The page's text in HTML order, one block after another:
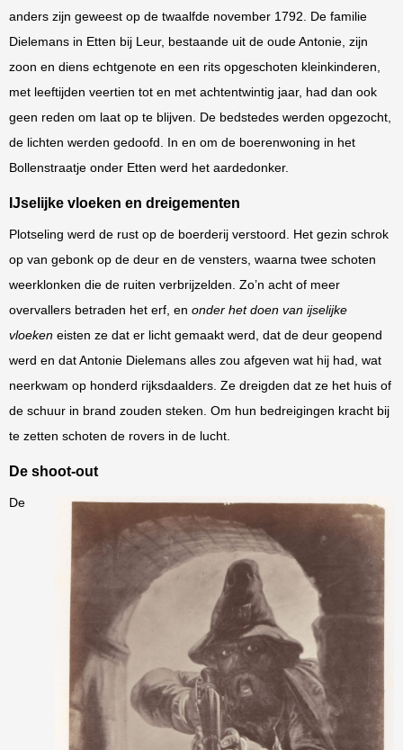
anders zijn geweest op de twaalfde november 1792. De familie
Dielemans in Etten bij Leur, bestaande uit de oude Antonie, zijn
zoon en diens echtgenote en een rits opgeschoten kleinkinderen,
met leeftijden veertien tot en met achtentwintig jaar, had dan ook
geen reden om laat op te blijven. De bedstedes werden opgezocht,
de lichten werden gedoofd. In en om de boerenwoning in het
Bollenstraatje onder Etten werd het aardedonker.
IJselijke vloeken en dreigementen
Plotseling werd de rust op de boerderij verstoord. Het gezin schrok
op van gebonk op de deur en de vensters, waarna twee schoten
weerklonken die de ruiten verbrijzelden. Zo’n acht of meer
overvallers betraden het erf, en onder het doen van ijselijke
vloeken eisten ze dat er licht gemaakt werd, dat de deur geopend
werd en dat Antonie Dielemans alles zou afgeven wat hij had, wat
neerkwam op honderd rijksdaalders. Ze dreigden dat ze het huis of
de schuur in brand zouden steken. Om hun bedreigingen kracht bij
te zetten schoten de rovers in de lucht.
De shoot-out
De